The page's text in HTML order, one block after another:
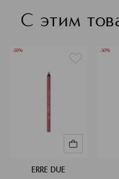
С этим
-50%
ERRE DUE
-50%